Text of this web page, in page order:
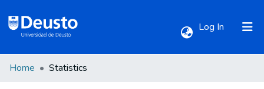
Log In (current)
Home Statistics